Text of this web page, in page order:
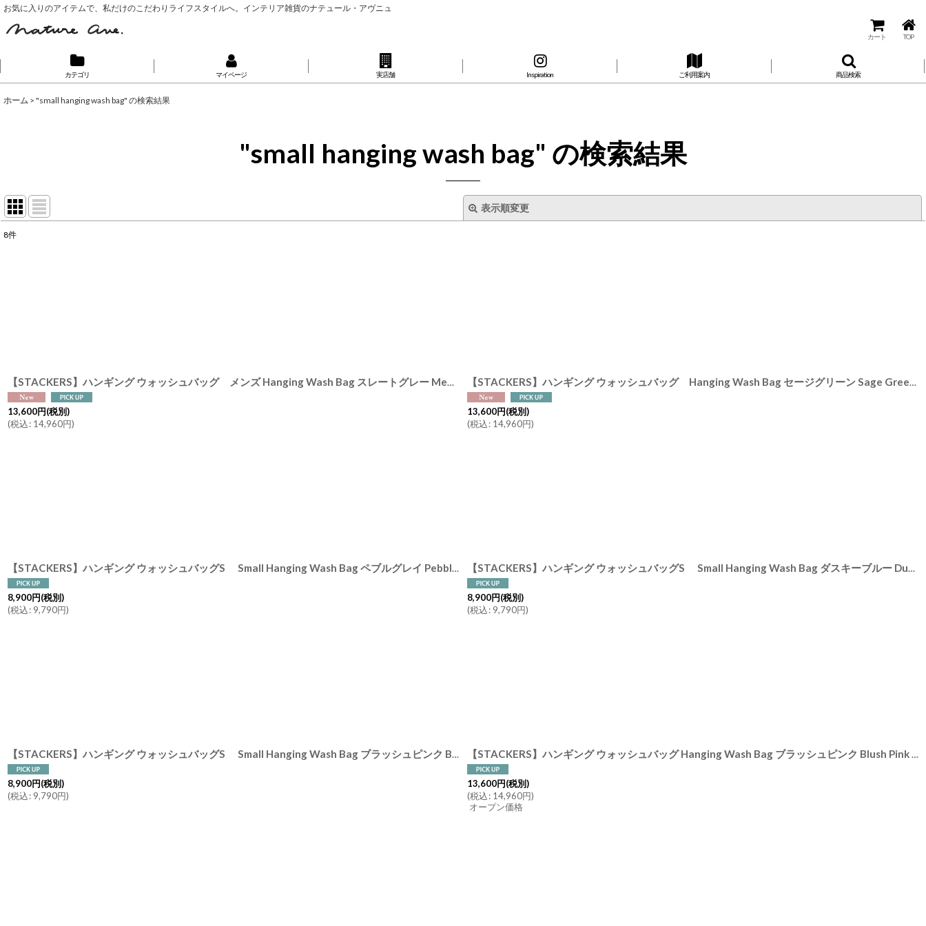
お気に入りのアイテムで、私だけのこだわりライフスタイルへ。インテリア雑貨のナテュール・アヴニュ
カート TOP
カテゴリ マイページ 実店舗 Inspiration ご利用案内 商品検索
ホーム > "small hanging wash bag" の検索結果
"small hanging wash bag" の検索結果
表示順変更
8件
【STACKERS】ハンギング ウォッシュバッグ メンズ Hanging Wash Bag スレートグレー Men's Slate Gray スタッカーズ [76132]
13,600円(税別)
(税込: 14,960円)
【STACKERS】ハンギング ウォッシュバッグ Hanging Wash Bag セージグリーン Sage Green スタッカーズ
13,600円(税別)
(税込: 14,960円)
【STACKERS】ハンギング ウォッシュバッグS Small Hanging Wash Bag ペブルグレイ Pebble Gray スタッカーズ london [74618 ]
8,900円(税別)
(税込: 9,790円)
【STACKERS】ハンギング ウォッシュバッグS Small Hanging Wash Bag ダスキーブルー Dusky Blueスタッカーズ london
8,900円(税別)
(税込: 9,790円)
【STACKERS】ハンギング ウォッシュバッグS Small Hanging Wash Bag ブラッシュピンク Blush Pink スタッカーズ london [74539]
8,900円(税別)
(税込: 9,790円)
【STACKERS】ハンギング ウォッシュバッグ Hanging Wash Bag ブラッシュピンク Blush Pink スタッカーズ
13,600円(税別)
(税込: 14,960円)
オープン価格